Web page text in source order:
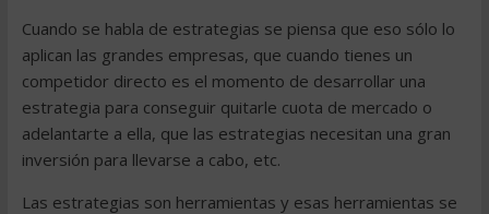
Cuando se habla de estrategias se piensa que eso sólo lo
aplican las grandes empresas, que cuando tienes un
competidor directo es el momento de desarrollar una
estrategia para conseguir quitarle cuota de mercado o
adelantarte a ella, que las estrategias necesitan una gran
inversión para llevarse a cabo, etc.
Las estrategias son herramientas y esas herramientas se